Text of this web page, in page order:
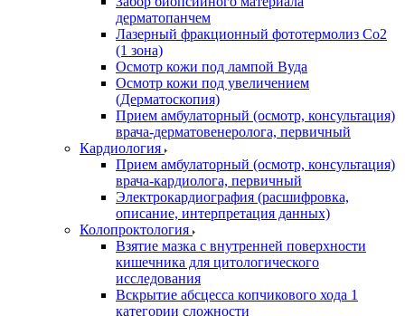
дерматопанчем
Лазерный фракционный фототермолиз Со2
(1 зона)
Осмотр кожи под лампой Вуда
Осмотр кожи под увеличением
(Дерматоскопия)
Прием амбулаторный (осмотр, консультация)
врача-дерматовенеролога, первичный
Кардиология
Прием амбулаторный (осмотр, консультация)
врача-кардиолога, первичный
Электрокардиография (расшифровка,
описание, интерпретация данных)
Колопроктология
Взятие мазка с внутренней поверхности
кишечника для цитологического
исследования
Вскрытие абсцесса копчикового хода 1
категории сложности